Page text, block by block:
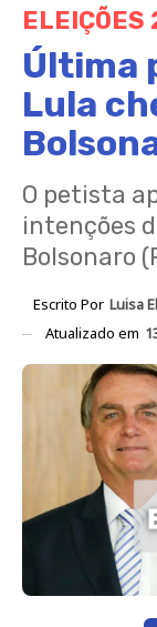
ELEIÇÕES
Última
Lula
O petista
intenções
Bolsonaro
Escrito Por Luisa
Atualizado em